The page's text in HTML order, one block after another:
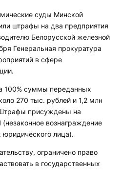
суды Минской
штрафы на два предприятия
Белорусской железной
Генеральная прокуратура
в сфере
100% суммы переданных
270 тыс. рублей и 1,2 млн
Штрафы присуждены на
вознаграждение
юридического лица).
ограничено право
в государственных